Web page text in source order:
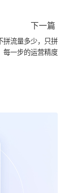
下一篇
拼流量多少，只拼
每一步的运营精度